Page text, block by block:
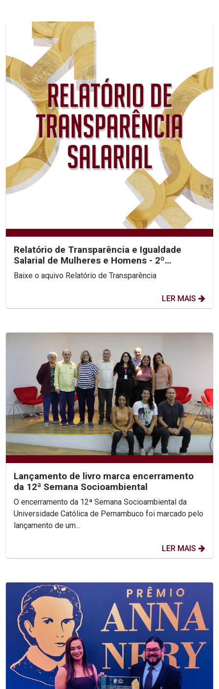
Relatório de Transparência e Igualdade
Salarial de Mulheres e Homens - 2º
Semestre 2025Baixe o aquivo Relatório de Transparência
LER MAIS
Lançamento de livro marca encerramento
da 12ª Semana Socioambiental
O encerramento da 12ª Semana Socioambiental da
Universidade Católica de Pernambuco foi marcado pelo
lançamento de um...
LER MAIS